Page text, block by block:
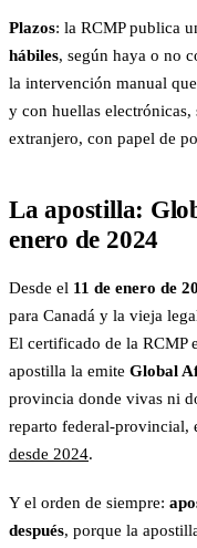
Plazos: la RCMP publica
hábiles, según haya o no
la intervención manual
y con huellas electrónicas,
extranjero, con papel de
La apostilla:
enero de 2024
Desde el 11 de enero de
para Canadá y la vieja
El certificado de la RCMP
apostilla la emite Global
provincia donde vivas ni
reparto federal-provincial,
desde 2024.
Y el orden de siempre:
después, porque la